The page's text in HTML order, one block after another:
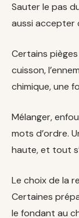
Sauter le pas
aussi accepter
Certains
cuisson,
chimique, une
Mélanger,
mots d’ordre.
haute, et tout
Le choix de la
Certaines
le fondant au